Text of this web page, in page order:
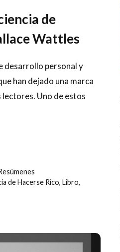
de
Wattles
desarrollo personal y
han dejado una marca
lectores. Uno de estos
de Hacerse Rico, Libro,